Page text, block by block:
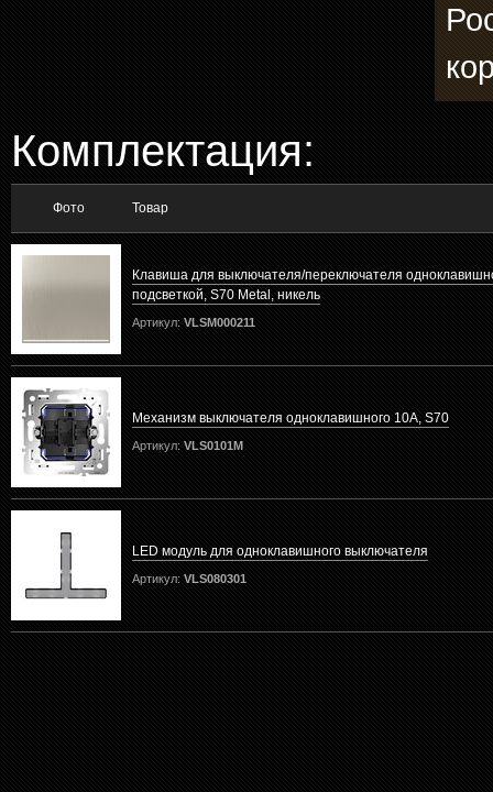
Комплектация:
Фото Товар
Клавиша для выключателя/переключателя
подсветкой, S70 Metal, никель
Артикул: VLSM000211
Механизм выключателя одноклавишного 10А, S70
Артикул: VLS0101M
LED модуль для одноклавишного выключателя
Артикул: VLS080301